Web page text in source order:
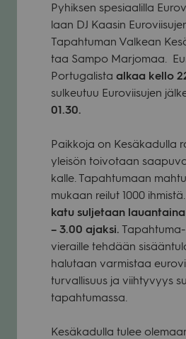
Pyhik­sen spe­si­aa­lilla
laan DJ Kaa­sin
Tapah­tu­man Val­kean
taa Sampo Mar­jo­maa.
Por­tu­ga­lista alkaa kello
sul­keu­tuu Euro­vii­su­jen
01.30.
Paik­koja on Kesä­ka­dulla
ylei­sön toi­vo­taan
kalle. Tapah­tu­maan
mukaan rei­lut 1000 ihmistä.
katu sul­je­taan lau­an­taina
– 3.00 ajaksi.
vie­raille teh­dään
halu­taan var­mis­taa
tur­val­li­suus ja viih­ty­vyys
ta­pah­tu­massa.
Kesä­ka­dulla tulee